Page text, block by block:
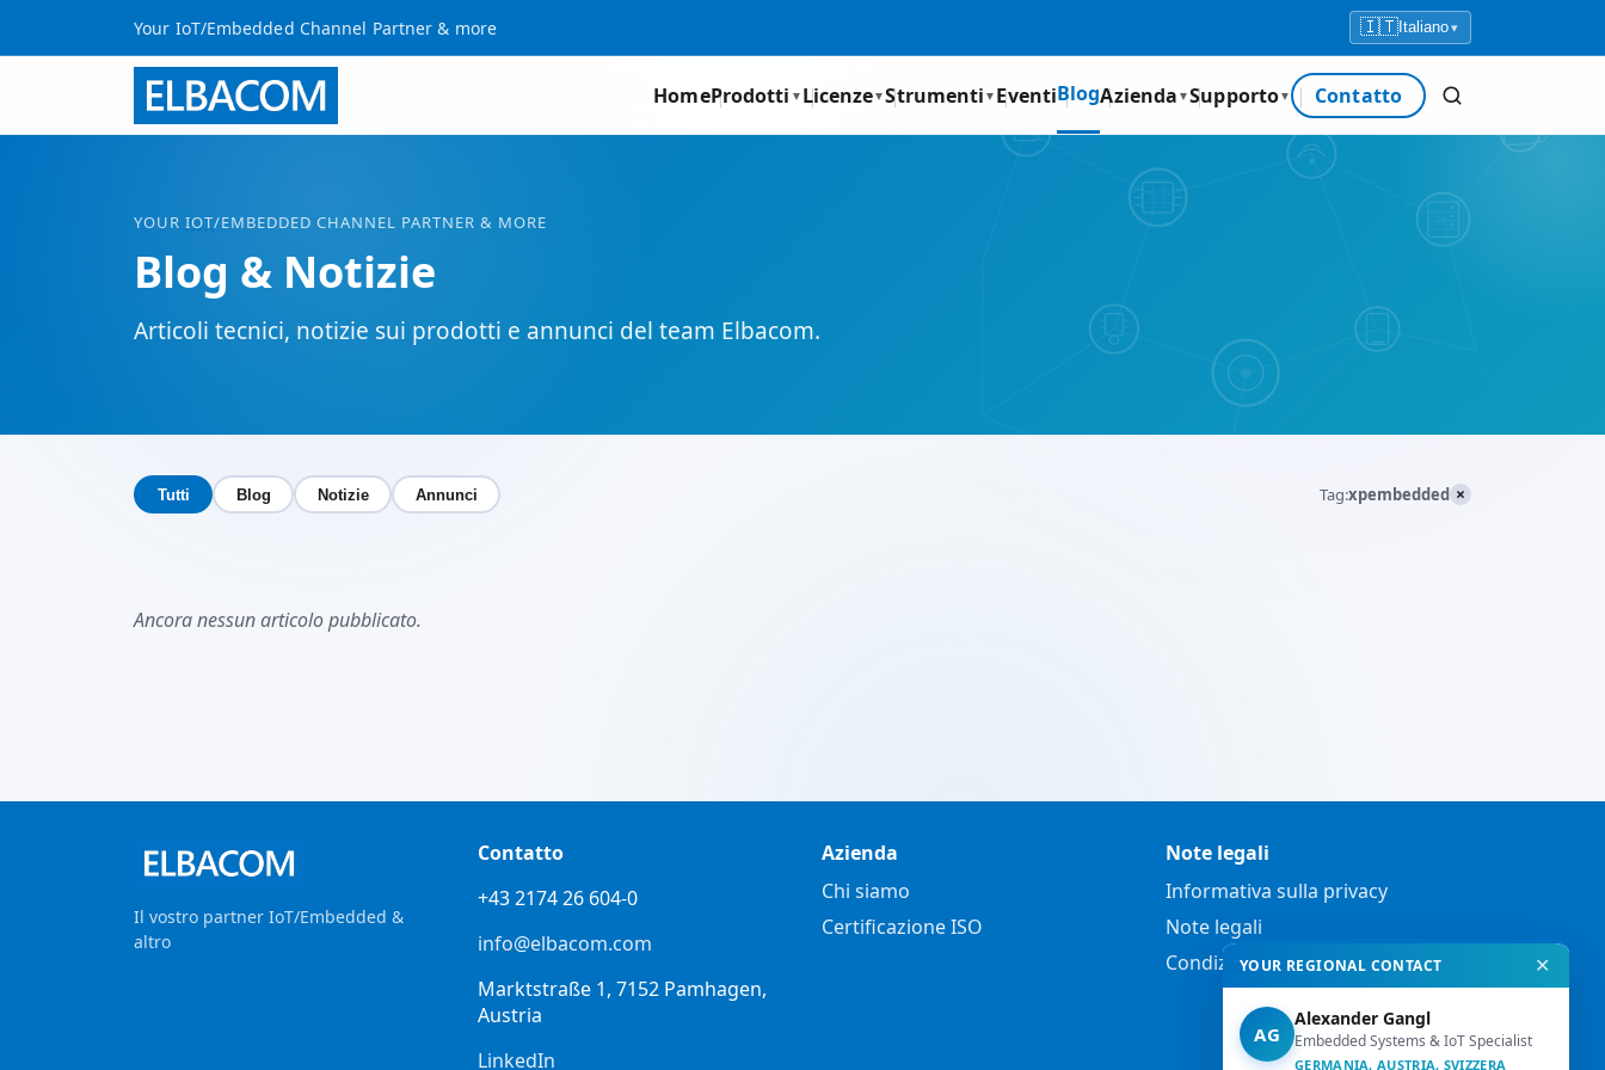
Your IoT/Embedded Channel Partner & more 🇮🇹 Italiano▾
HomeProdotti ▼ Licenze▼Strumenti ▼ EventiBlogAzienda ▼Supporto▼ Contatto
YOUR IOT/EMBEDDED CHANNEL PARTNER & MORE
Blog & Notizie
Articoli tecnici, notizie sui prodotti e annunci del team Elbacom.
Tutti Blog Notizie Annunci Tag:xpembedded ×
Ancora nessun articolo pubblicato.
Il vostro partner IoT/Embedded &
altro
Contatto
+43 2174 26 604-0
info@elbacom.com
Marktstraße 1, 7152 Pamhagen,
Austria
LinkedIn
Azienda
Chi siamo
Certificazione ISO
Note legali
Informativa sulla privacy
Note legali
Condizioni generali di vendita
YOUR REGIONAL CONTACT ✕
AG
Alexander Gangl
Embedded Systems & IoT Specialist
GERMANIA, AUSTRIA, SVIZZERA